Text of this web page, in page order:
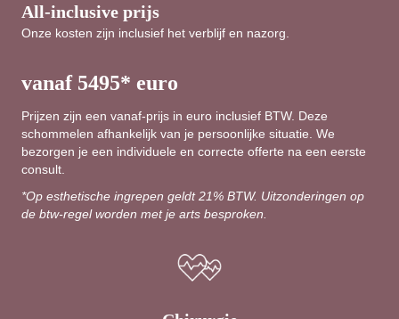
All-inclusive prijs
Onze kosten zijn inclusief het verblijf en nazorg.
vanaf 5495* euro
Prijzen zijn een vanaf-prijs in euro inclusief BTW. Deze
schommelen afhankelijk van je persoonlijke situatie. We
bezorgen je een individuele en correcte offerte na een eerste
consult.
*Op esthetische ingrepen geldt 21% BTW. Uitzonderingen op
de btw-regel worden met je arts besproken.